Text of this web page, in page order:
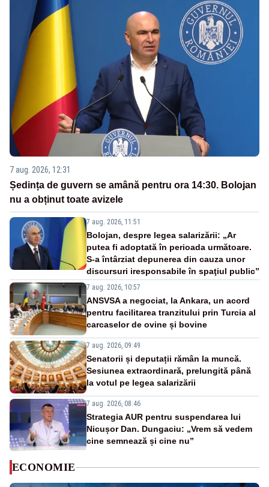
7 aug. 2026, 12:31
Ședința de guvern se amână pentru ora 14:30. Bolojan
nu a obținut toate avizele
7 aug. 2026, 11:51
Bolojan, despre legea salarizării: „Ar
putea fi adoptată în perioada următoare.
S-a întârziat depunerea din cauza unor
discursuri iresponsabile în spaţiul public”
7 aug. 2026, 10:57
ANSVSA a negociat, la Ankara, un acord
pentru facilitarea tranzitului prin Turcia al
carcaselor de ovine și bovine
7 aug. 2026, 09:49
Senatorii și deputații rămân la muncă.
Sesiunea extraordinară, prelungită până
la votul pe legea salarizării
7 aug. 2026, 08:46
Strategia AUR pentru suspendarea lui
Nicușor Dan. Dungaciu: „Vrem să vedem
cine semnează și cine nu”
ECONOMIE